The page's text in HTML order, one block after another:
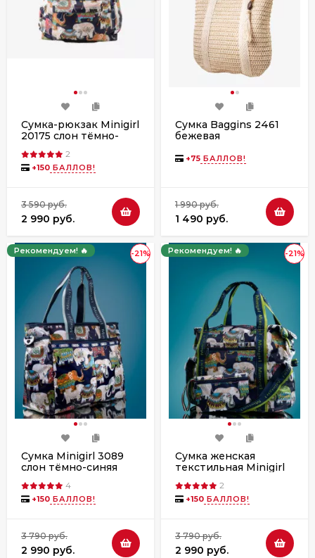
Сумка-рюкзак Minigirl
20175 слон тёмно-
2
+150 БАЛЛОВ!
3 590 руб.
2 990 руб.
Сумка Baggins 2461
бежевая
+75 БАЛЛОВ!
1 990 руб.
1 490 руб.
-21%
Рекомендуем! 🔥
Сумка Minigirl 3089
слон тёмно-синяя
4
+150 БАЛЛОВ!
3 790 руб.
2 990 руб.
-21%
Рекомендуем! 🔥
Сумка женская
текстильная Minigirl
синяя
2
+150 БАЛЛОВ!
3 790 руб.
2 990 руб.